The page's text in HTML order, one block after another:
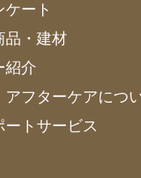
ケート
品・建材
紹介
アフターケアにつ
ートサービス